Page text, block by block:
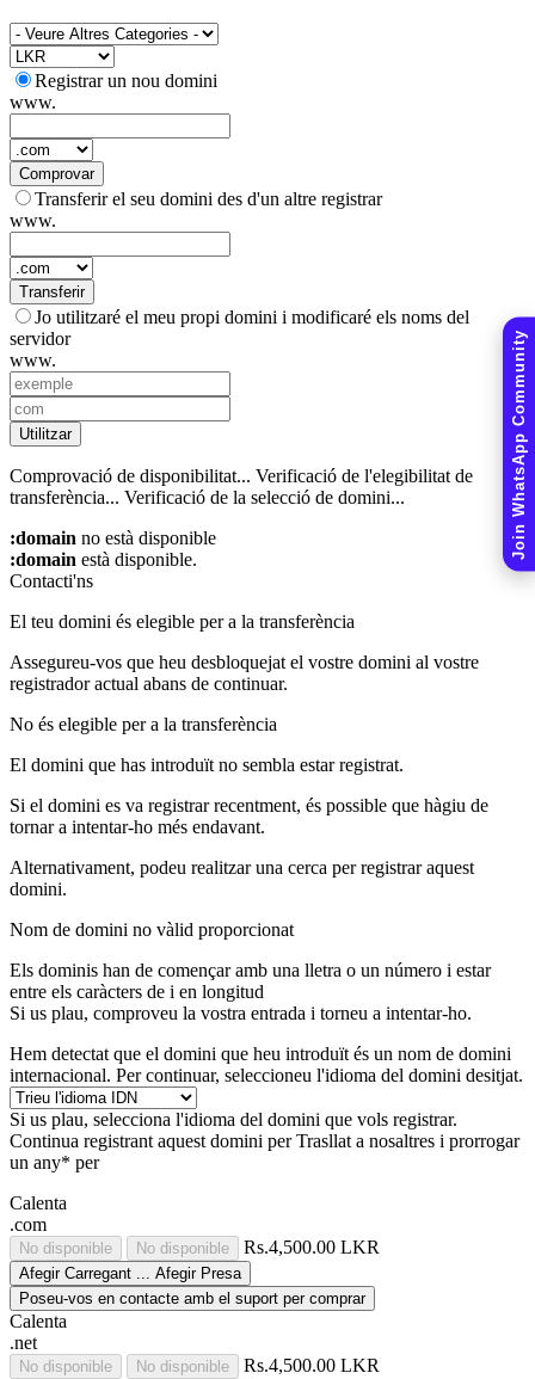
Registrar un nou domini
www.
Comprovar
Transferir el seu domini des d'un altre registrar
www.
Transferir
Jo utilitzaré el meu propi domini i modificaré els noms del
servidor
www.
Utilitzar
Comprovació de disponibilitat... Verificació de l'elegibilitat de
transferència... Verificació de la selecció de domini...
:domain no està disponible
:domain està disponible.
Contacti'ns
El teu domini és elegible per a la transferència
Assegureu-vos que heu desbloquejat el vostre domini al vostre
registrador actual abans de continuar.
No és elegible per a la transferència
El domini que has introduït no sembla estar registrat.
Si el domini es va registrar recentment, és possible que hàgiu de
tornar a intentar-ho més endavant.
Alternativament, podeu realitzar una cerca per registrar aquest
domini.
Nom de domini no vàlid proporcionat
Els dominis han de començar amb una lletra o un número i estar
entre els caràcters de i en longitud
Si us plau, comproveu la vostra entrada i torneu a intentar-ho.
Hem detectat que el domini que heu introduït és un nom de domini
internacional. Per continuar, seleccioneu l'idioma del domini desitjat.
Si us plau, selecciona l'idioma del domini que vols registrar.
Continua registrant aquest domini per Trasllat a nosaltres i prorrogar
un any* per
Calenta
.com
No disponible No disponible Rs.4,500.00 LKR
Afegir Carregant ... Afegir Presa
Poseu-vos en contacte amb el suport per comprar
Calenta
.net
No disponible No disponible Rs.4,500.00 LKR
Join WhatsApp Community